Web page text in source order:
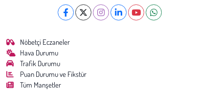
Nöbetçi Eczaneler
Hava Durumu
Trafik Durumu
Puan Durumu ve Fikstür
Tüm Manşetler